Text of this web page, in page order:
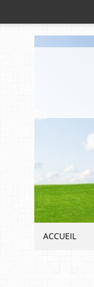
ACCUEIL